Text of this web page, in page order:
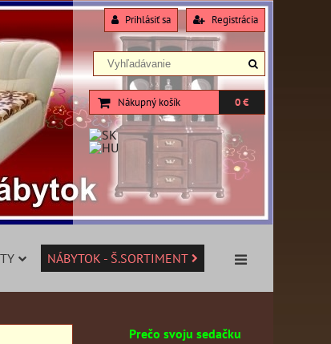
Prihlásiť sa Registrácia
Nákupný košík 0 €
NÁBYTOK - Š.SORTIMENT
Prečo svoju sedačku